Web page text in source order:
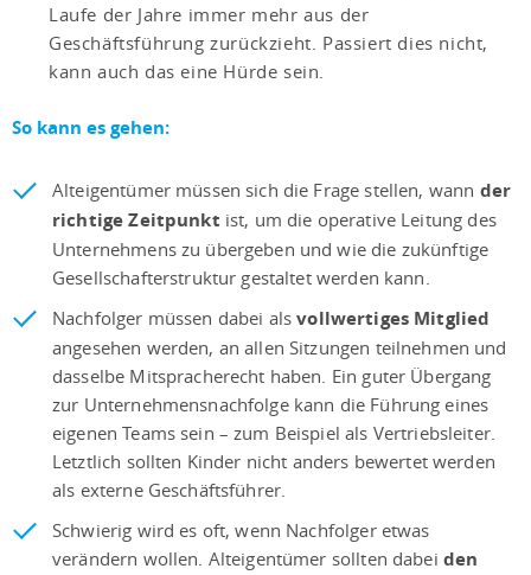
Laufe der Jahre immer mehr aus der
Geschäftsführung zurückzieht. Passiert dies nicht,
kann auch das eine Hürde sein.
So kann es gehen:
Alteigentümer müssen sich die Frage stellen, wann der
richtige Zeitpunkt ist, um die operative Leitung des
Unternehmens zu übergeben und wie die zukünftige
Gesellschafterstruktur gestaltet werden kann.
Nachfolger müssen dabei alsvollwertiges Mitglied
angesehen werden, an allen Sitzungen teilnehmen und
dasselbe Mitspracherecht haben. Ein guter Übergang
zur Unternehmensnachfolge kann die Führung eines
eigenen Teams sein – zum Beispiel als Vertriebsleiter.
Letztlich sollten Kinder nicht anders bewertet werden
als externe Geschäftsführer.
Schwierig wird es oft, wenn Nachfolger etwas
verändern wollen. Alteigentümer sollten dabei den